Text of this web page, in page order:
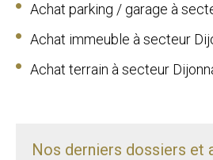
Achat parking / garage à
Achat immeuble à secteur
Achat terrain à secteur
Nos derniers dossiers et